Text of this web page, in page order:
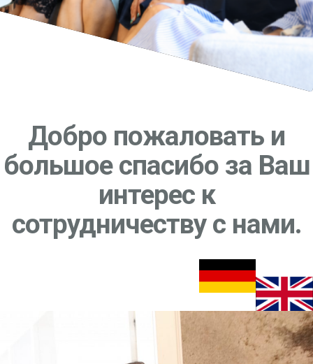
Добро пожаловать и
большое спасибо за Bаш
интерес к
сотрудничеству с нами.